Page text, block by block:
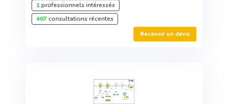
1professionnels intéressés
407consultations récentes
Recevoir un devis